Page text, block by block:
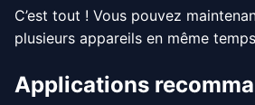
C’est tout ! Vous pouvez
plusieurs appareils en même
Applications